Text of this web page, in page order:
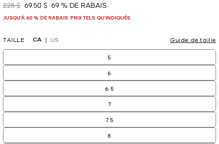
était
228 $ maintenant
69.50 $ 69 % DE RABAIS
JUSQU’À 60 % DE RABAIS. PRIX TELS QU'INDIQUÉS
TAILLE CA US Guide de taille
5
6
6.5
7
7.5
8